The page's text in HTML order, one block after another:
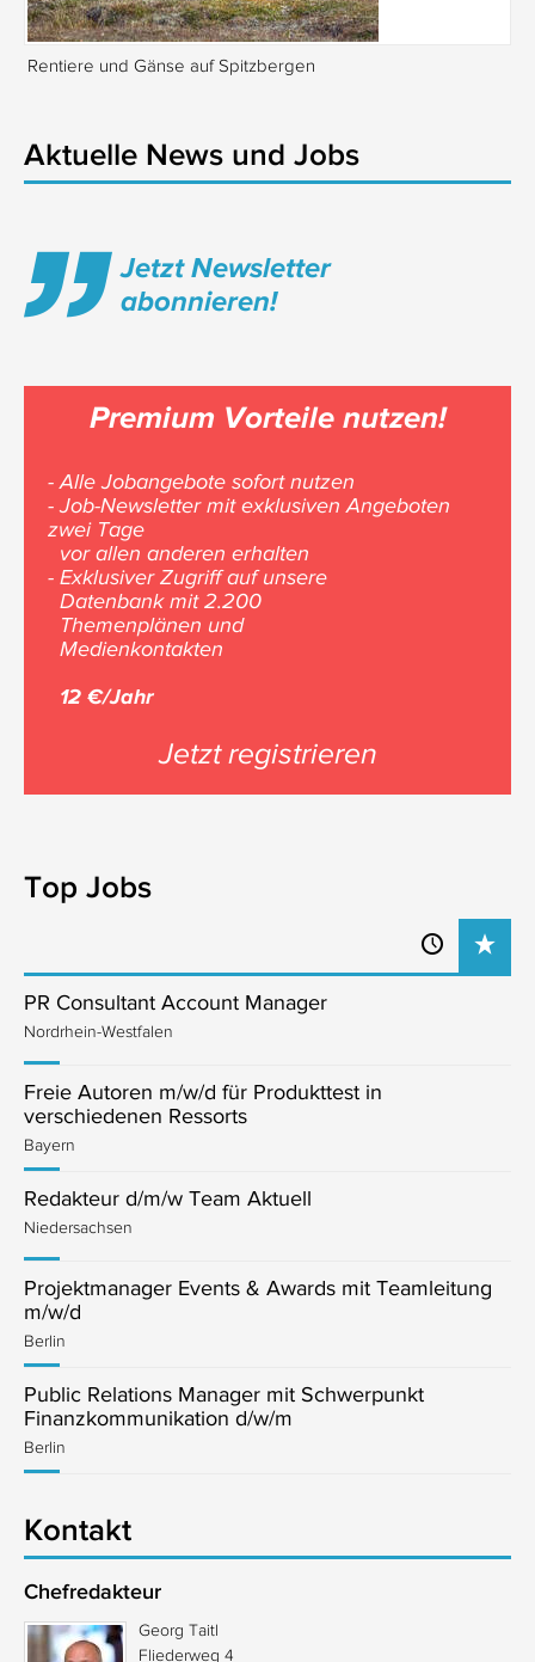
Rentiere und Gänse auf Spitzbergen
Aktuelle News und Jobs
Jetzt Newsletter
abonnieren!
Premium Vorteile nutzen!
- Alle Jobangebote sofort nutzen
- Job-Newsletter mit exklusiven Angeboten
zwei Tage
vor allen anderen erhalten
- Exklusiver Zugriff auf unsere
Datenbank mit 2.200
Themenplänen und
Medienkontakten
12 €/Jahr
Jetzt registrieren
Top Jobs
PR Consultant Account Manager
Nordrhein-Westfalen
Freie Autoren m/w/d für Produkttest in
verschiedenen Ressorts
Bayern
Redakteur d/m/w Team Aktuell
Niedersachsen
Projektmanager Events & Awards mit Teamleitung
m/w/d
Berlin
Public Relations Manager mit Schwerpunkt
Finanzkommunikation d/w/m
Berlin
Kontakt
Chefredakteur
Georg Taitl
Fliederweg 4